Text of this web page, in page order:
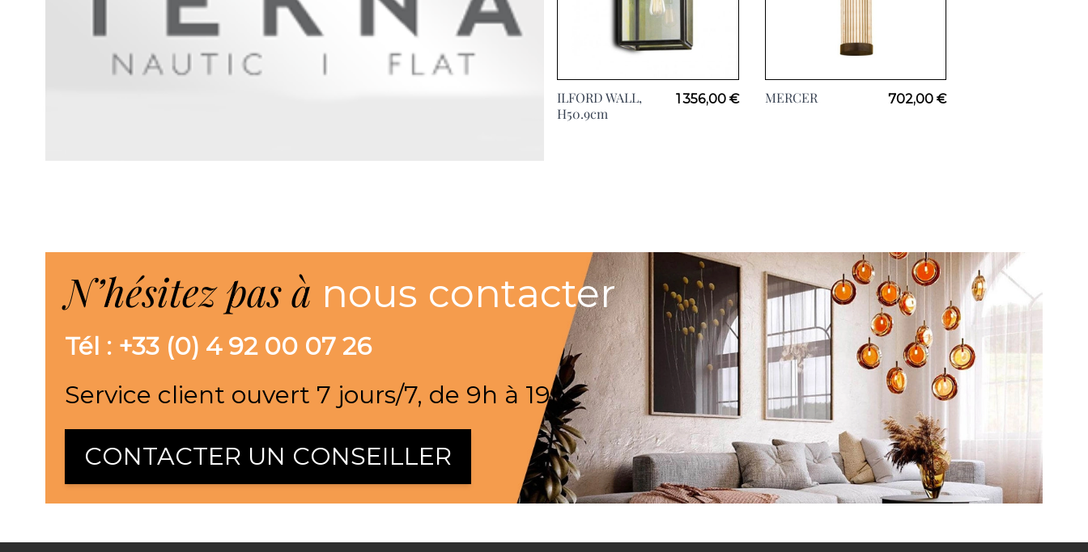
ILFORD WALL,
H50.9cm
1 356,00 € MERCER 702,00 €
N’hésitez pas à nous contacter
Tél : +33 (0) 4 92 00 07 26
Service client ouvert 7 jours/7, de 9h à 19h
CONTACTER UN CONSEILLER